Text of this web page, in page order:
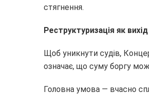
стягнення.
Реструктуризація як вихід
Щоб уникнути судів,
означає, що суму боргу
Головна умова — вчасно